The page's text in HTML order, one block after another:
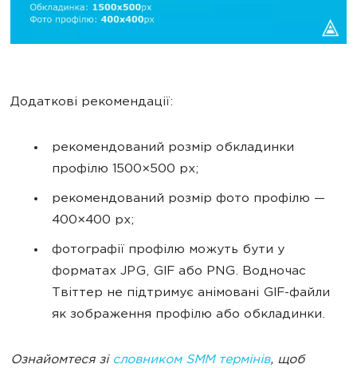
Додаткові рекомендації:
рекомендований розмір обкладинки
профілю 1500×500 px;
рекомендований розмір фото профілю —
400×400 px;
фотографії профілю можуть бути у
форматах JPG, GIF або PNG. Водночас
Твіттер не підтримує анімовані GIF-файли
як зображення профілю або обкладинки.
Ознайомтеся зі словником SMM термінів, щоб